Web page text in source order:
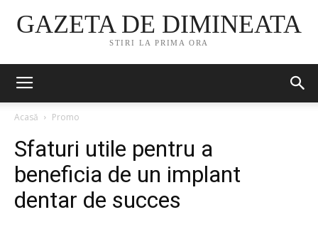
GAZETA DE DIMINEATA
STIRI LA PRIMA ORA
Acasă Promo
Sfaturi utile pentru a
beneficia de un implant
dentar de succes